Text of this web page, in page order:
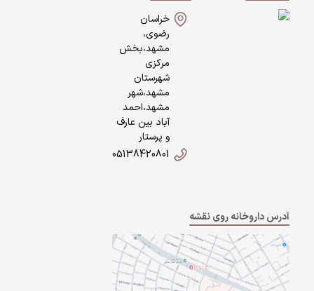
خراسان
رضوی،
مشهد،بخش
مرکزی
شهرستان
مشهد،شهر
مشهد،احمد
آباد بین عارف
و پرستار
05138420801
آدرس داروخانه روی نقشه